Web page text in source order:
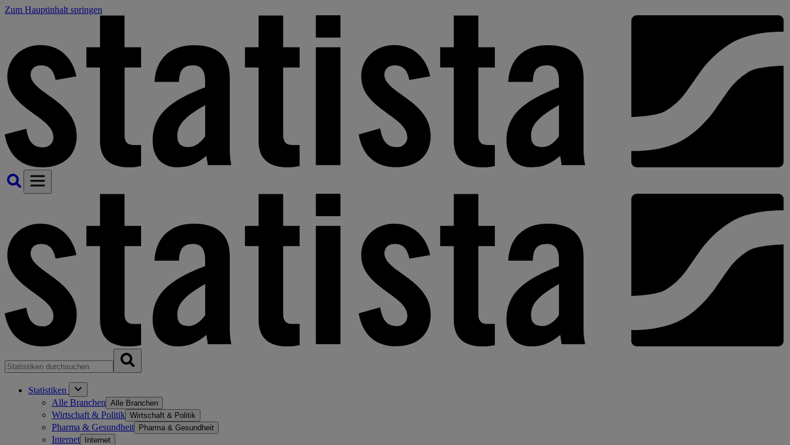
Zum Hauptinhalt springen
Statistiken
Alle Branchen Alle Branchen
Wirtschaft & Politik Wirtschaft & Politik
Pharma & Gesundheit Pharma & Gesundheit
Internet Internet